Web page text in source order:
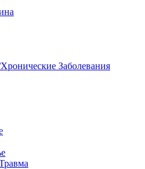
Заболевания